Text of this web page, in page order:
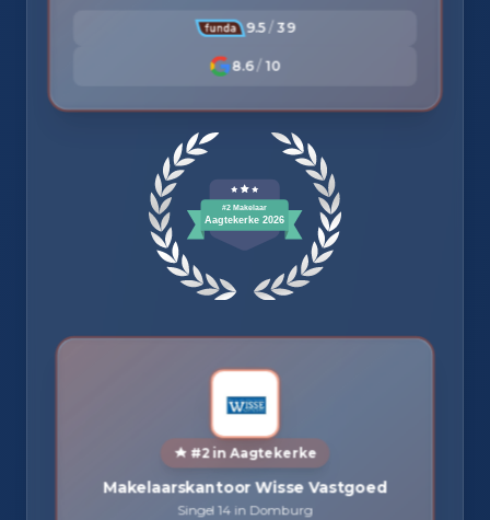
9.5 / 39
8.6/ 10
#2 in Aagtekerke
Makelaarskantoor Wisse Vastgoed
Singel 14 in Domburg